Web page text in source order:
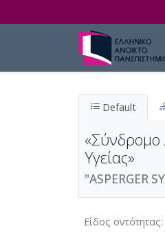
Default
«Σύνδρομο
Υγείας»
"ASPERGER
Είδος οντότητας